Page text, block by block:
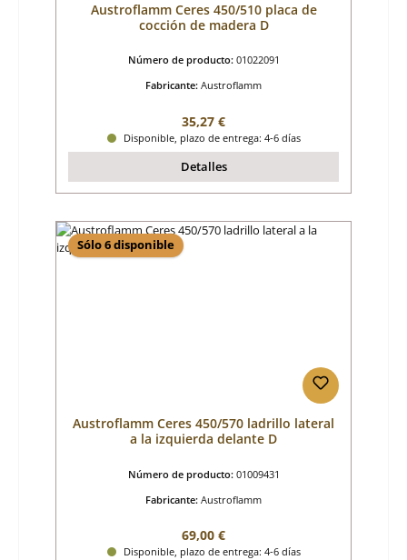
Austroflamm Ceres 450/510 placa de
cocción de madera D
Número de producto: 01022091
Fabricante: Austroflamm
Precio normal:
35,27 €
Disponible, plazo de entrega: 4-6 días
Detalles
Sólo 6 disponible
Austroflamm Ceres 450/570 ladrillo lateral
a la izquierda delante D
Número de producto: 01009431
Fabricante: Austroflamm
Precio normal:
69,00 €
Disponible, plazo de entrega: 4-6 días